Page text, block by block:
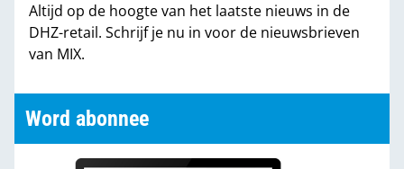
Partners
Altijd op de hoogte van het laatste nieuws in de
DHZ-retail. Schrijf je nu in voor de nieuwsbrieven
van MIX.
Word abonnee